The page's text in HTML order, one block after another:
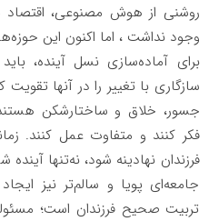
روشنی از هوش مصنوعی، اقتصاد
وجود نداشت ، اما اکنون این
برای آماده‌سازی نسل آینده،
سازگاری با تغییر را در آنها
جسور، خلاق و ساختارشکن
فکر کنند و متفاوت عمل کنند.
فرزندان نهادینه شود، نه‌تنها
جامعه‌ای پویا و سالم‌تر نیز
تربیت صحیح فرزندان است؛